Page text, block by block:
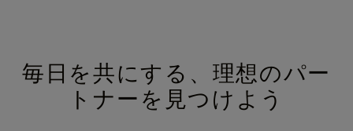
毎日を共にする、理想のパー
トナーを見つけよう